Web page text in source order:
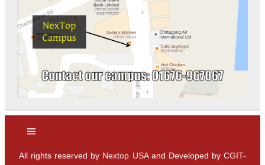
All rights reserved by Nextop USAand Developed byCGIT-